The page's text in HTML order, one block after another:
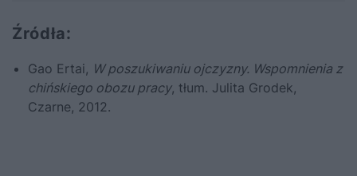
Źródła:
Gao Ertai, W poszukiwaniu ojczyzny. Wspomnienia z
chińskiego obozu pracy, tłum. Julita Grodek,
Czarne, 2012.